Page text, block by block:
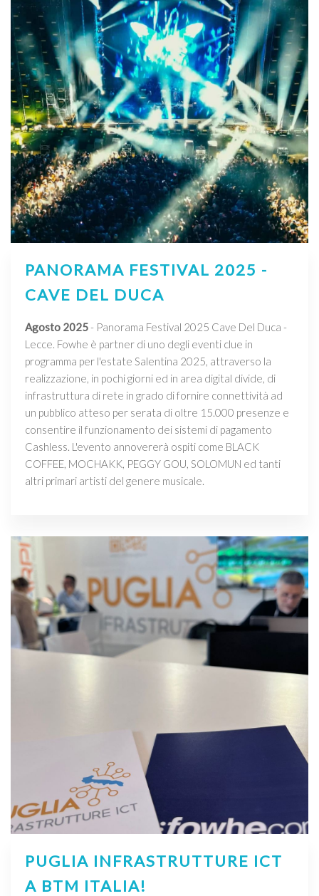
PANORAMA FESTIVAL 2025 -
CAVE DEL DUCA
Agosto 2025- Panorama Festival 2025 Cave Del Duca -
Lecce. Fowhe è partner di uno degli eventi clue in
programma per l'estate Salentina 2025, attraverso la
realizzazione, in pochi giorni ed in area digital divide, di
infrastruttura di rete in grado di fornire connettività ad
un pubblico atteso per serata di oltre 15.000 presenze e
consentire il funzionamento dei sistemi di pagamento
Cashless. L'evento annovererà ospiti come BLACK
COFFEE, MOCHAKK, PEGGY GOU, SOLOMUN ed tanti
altri primari artisti del genere musicale.
PUGLIA INFRASTRUTTURE ICT
A BTM ITALIA!